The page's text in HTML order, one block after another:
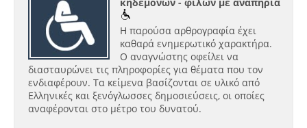
Η παρούσα αρθρογραφία έχει
καθαρά ενημερωτικό χαρακτήρα.
Ο αναγνώστης οφείλει να
διασταυρώνει τις πληροφορίες για θέματα που τον
ενδιαφέρουν. Τα κείμενα βασίζονται σε υλικό από
Ελληνικές και ξενόγλωσσες δημοσιεύσεις, οι οποίες
αναφέρονται στο μέτρο του δυνατού.